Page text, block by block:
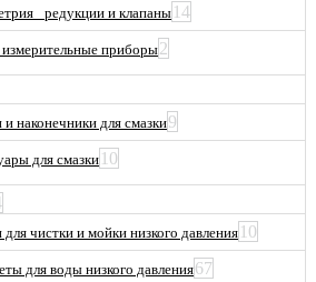
редукции и клапаны 14
приборы2
наконечники для смазки9
для смазки 10
чистки и мойки низкого давления 10
для воды низкого давления67